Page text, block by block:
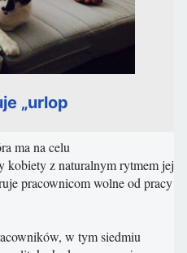
„urlop
ma na celu
kobiety z naturalnym rytmem jej
pracownicom wolne od pracy
w tym siedmiu